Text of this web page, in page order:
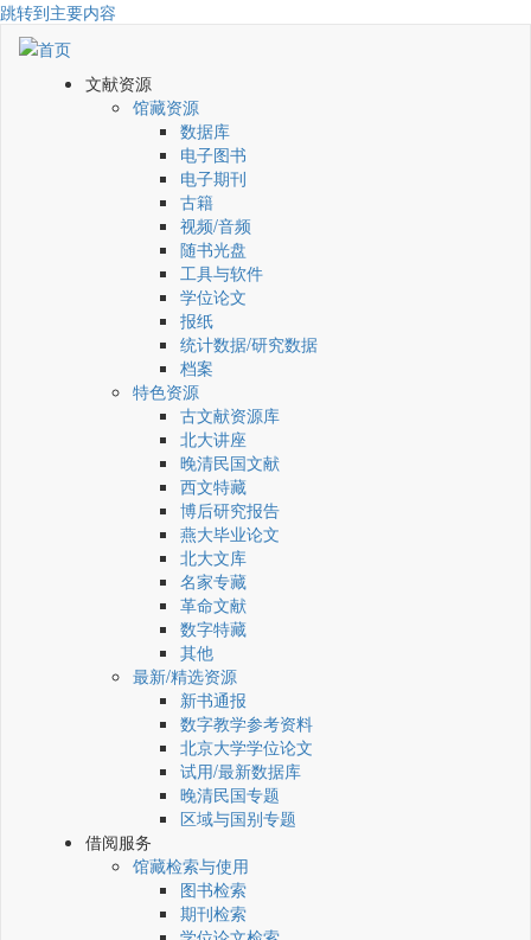
跳转到主要内容
文献资源
馆藏资源
数据库
电子图书
电子期刊
古籍
视频/音频
随书光盘
工具与软件
学位论文
报纸
统计数据/研究数据
档案
特色资源
古文献资源库
北大讲座
晚清民国文献
西文特藏
博后研究报告
燕大毕业论文
北大文库
名家专藏
革命文献
数字特藏
其他
最新/精选资源
新书通报
数字教学参考资料
北京大学学位论文
试用/最新数据库
晚清民国专题
区域与国别专题
借阅服务
馆藏检索与使用
图书检索
期刊检索